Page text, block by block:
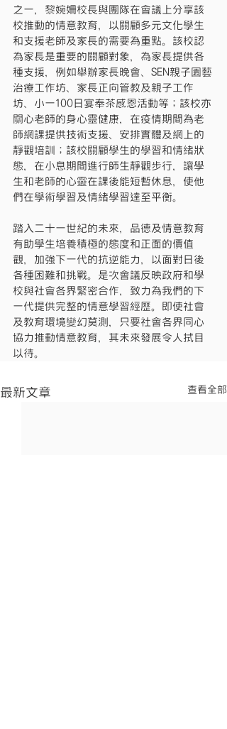
之一，黎婉姍校長與團隊在會議上分享該
校推動的情意教育，以關顧多元文化學生
和支援老師及家長的需要為重點。該校認
為家長是重要的關顧對象，為家長提供各
種支援，例如舉辦家長晚會、SEN親子園藝
治療工作坊、家長正向管教及親子工作
坊、小一100日宴奉茶感恩活動等；該校亦
關心老師的身心靈健康，在疫情期間為老
師網課提供技術支援、安排實體及網上的
靜觀培訓；該校關顧學生的學習和情緒狀
態，在小息期間進行師生靜觀步行，讓學
生和老師的心靈在課後能短暫休息，使他
們在學術學習及情緒學習達至平衡。
踏入二十一世紀的未來，品德及情意教育
有助學生培養積極的態度和正面的價值
觀，加強下一代的抗逆能力，以面對日後
各種困難和挑戰。是次會議反映政府和學
校與社會各界緊密合作，致力為我們的下
一代提供完整的情意學習經歷。即使社會
及教育環境變幻莫測，只要社會各界同心
協力推動情意教育，其未來發展令人拭目
以待。
最新文章 查看全部